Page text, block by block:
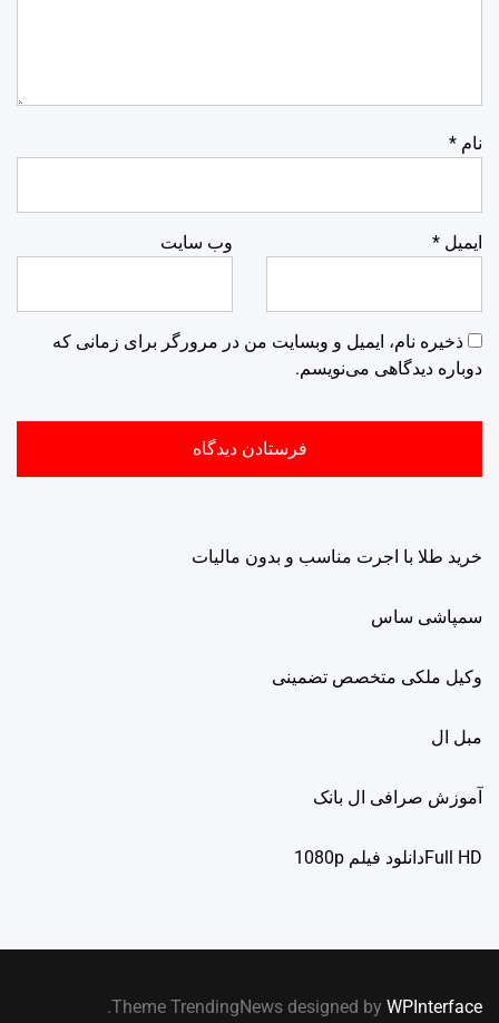
نام *
ایمیل * وب‌ سایت
ذخیره نام، ایمیل و وبسایت من در مرورگر برای زمانی که
دوباره دیدگاهی می‌نویسم.
خرید طلا با اجرت مناسب و بدون مالیات
سمپاشی ساس
وکیل ملکی متخصص تضمینی
مبل ال
آموزش صرافی ال بانک
Full HDدانلود فيلم 1080p
Theme TrendingNews designed by WPInterface
.